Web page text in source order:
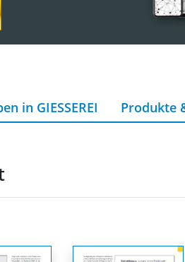
in GIESSEREI Produkte